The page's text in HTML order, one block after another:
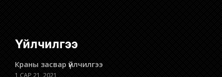
Үйлчилгээ
Краны засвар үйлчилгээ